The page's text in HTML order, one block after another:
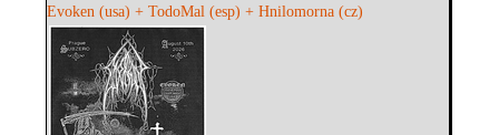
Evoken (usa) + TodoMal (esp) + Hnilomorna (cz)